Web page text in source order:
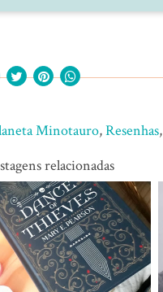
Minotauro,Resenhas,
relacionadas